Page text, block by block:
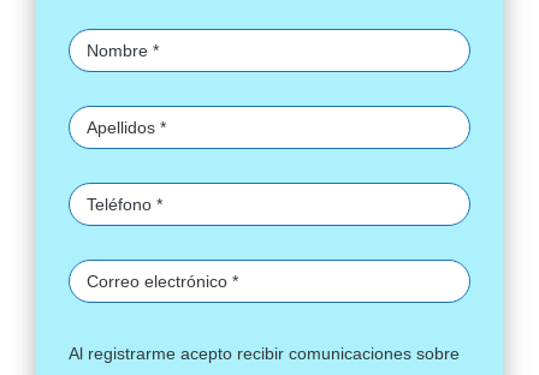
Al registrarme acepto recibir comunicaciones sobre